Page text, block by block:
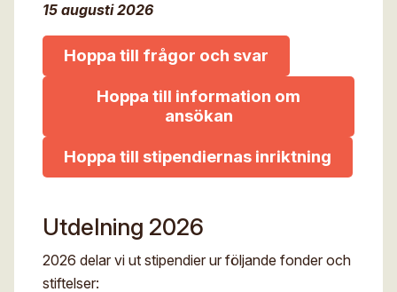
15 augusti 2026
Hoppa till frågor och svar
Hoppa till information om
ansökan
Hoppa till stipendiernas inriktning
Utdelning 2026
2026 delar vi ut stipendier ur följande fonder och
stiftelser: